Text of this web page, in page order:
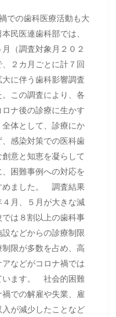
での歯科医療活動も大
民医連歯科部では、
（調査対象月２０２
２カ月ごとに計７回
に伴う歯科影響調査
。この調査により、各
ナ後の診療に生かす
体として、診療にか
感染対策での医科歯
意と知恵を凝らして
困難事例への対応を
めました。 調査結果
月、５月が大きな減
は８割以上の歯科事
などからの診療制限
限が多数を占め、高
などがコロナ禍では
います。 社会的困難
での解雇や失業、雇
が減少したことなど